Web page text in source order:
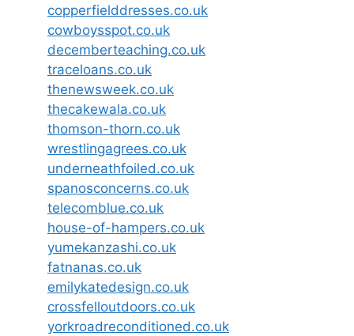
copperfielddresses.co.uk
cowboysspot.co.uk
decemberteaching.co.uk
traceloans.co.uk
thenewsweek.co.uk
thecakewala.co.uk
thomson-thorn.co.uk
wrestlingagrees.co.uk
underneathfoiled.co.uk
spanosconcerns.co.uk
telecomblue.co.uk
house-of-hampers.co.uk
yumekanzashi.co.uk
fatnanas.co.uk
emilykatedesign.co.uk
crossfelloutdoors.co.uk
yorkroadreconditioned.co.uk